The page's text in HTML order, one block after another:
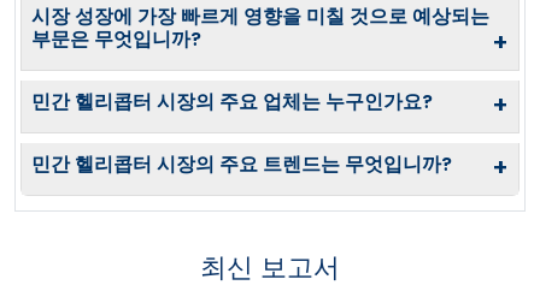
시장 성장에 가장 빠르게 영향을 미칠 것으로 예상되는
부문은 무엇입니까?
+
민간 헬리콥터 시장의 주요 업체는 누구인가요? +
민간 헬리콥터 시장의 주요 트렌드는 무엇입니까? +
최신 보고서